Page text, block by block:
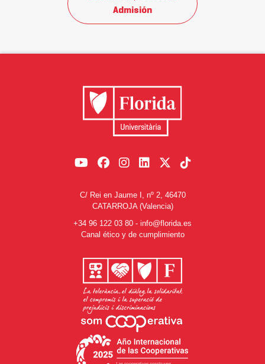
Admisión
C/ Rei en Jaume I, nº 2, 46470
CATARROJA (Valencia)
+34 96 122 03 80 - info@florida.es
Canal ético y de cumplimiento